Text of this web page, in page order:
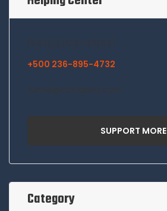
+500 236-895-4732
name@company.com
SUPPORT MORE
Category